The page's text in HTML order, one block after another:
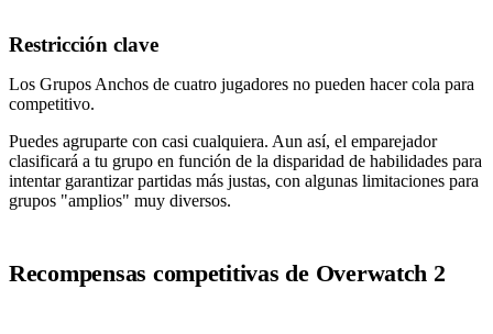
Restricción clave
Los Grupos Anchos de cuatro jugadores no pueden hacer cola para
competitivo.
Puedes agruparte con casi cualquiera. Aun así, el emparejador
clasificará a tu grupo en función de la disparidad de habilidades para
intentar garantizar partidas más justas, con algunas limitaciones para
grupos "amplios" muy diversos.
Recompensas competitivas de Overwatch 2